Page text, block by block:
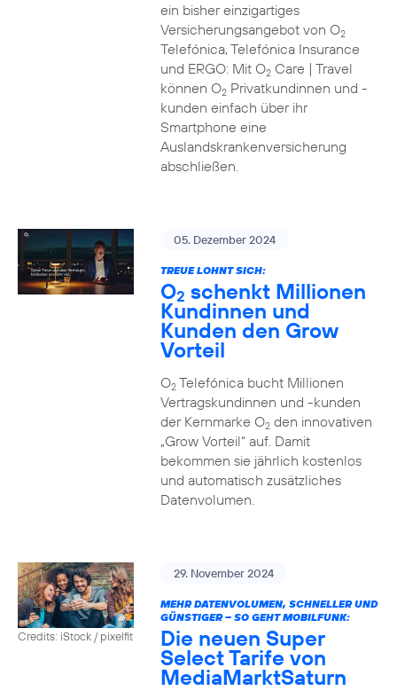
ein bisher einzigartiges
Versicherungsangebot von O2
Telefónica, Telefónica Insurance
und ERGO: Mit O2Care | Travel
können O2Privatkundinnen und -
kunden einfach über ihr
Smartphone eine
Auslandskrankenversicherung
abschließen.
05. Dezember 2024
TREUE LOHNT SICH:
O2 schenkt Millionen
Kundinnen und
Kunden den Grow
Vorteil
O2Telefónica bucht Millionen
Vertragskundinnen und -kunden
der Kernmarke O2den innovativen
„Grow Vorteil“ auf. Damit
bekommen sie jährlich kostenlos
und automatisch zusätzliches
Datenvolumen.
Credits: iStock / pixelfit
29. November 2024
MEHR DATENVOLUMEN, SCHNELLER UND
GÜNSTIGER – SO GEHT MOBILFUNK:
Die neuen Super
Select Tarife von
MediaMarktSaturn